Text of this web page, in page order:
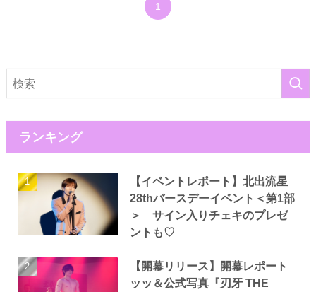
1
ランキング
【イベントレポート】北出流星
28thバースデーイベント＜第1部
＞ サイン入りチェキのプレゼ
ントも♡
【開幕リリース】開幕レポート
ッッ＆公式写真『刃牙 THE